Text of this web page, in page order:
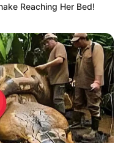
Reaching Her Bed!